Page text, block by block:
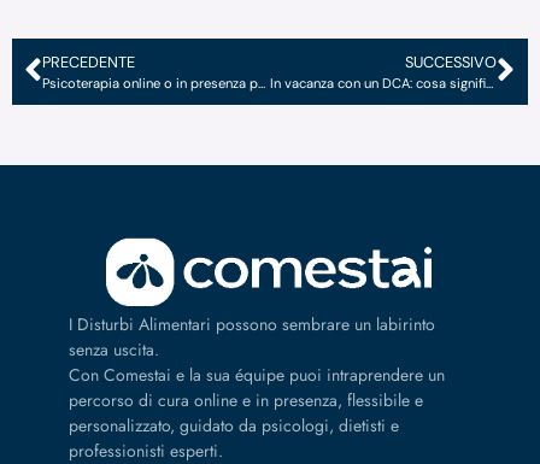
PRECEDENTE
Psicoterapia online o in presenza per i DCA: quale scegliere?
SUCCESSIVO
In vacanza con un DCA: cosa significa davvero?
I Disturbi Alimentari possono sembrare un labirinto
senza uscita.
Con Comestai e la sua équipe puoi intraprendere un
percorso di cura online e in presenza, flessibile e
personalizzato, guidato da psicologi, dietisti e
professionisti esperti.